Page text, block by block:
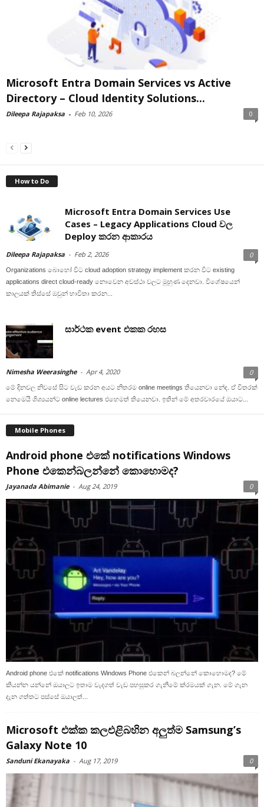
Microsoft Entra Domain Services vs Active
Directory – Cloud Identity Solutions...
Dileepa Rajapaksa - Feb 10, 2026 0
How to Do
Microsoft Entra Domain Services Use
Cases – Legacy Applications Cloud වල
Deploy කරන ආකාරය
Dileepa Rajapaksa - Feb 2, 2026 0
Organizations බොහෝ විට cloud adoption strategy implement කරන විට existing
applications direct cloud-ready නොවෙන අවස්ථා වලට මුහුණ දෙනවා. විශේෂයෙන්
කාලයක් තිස්සේ ඹවුන් භාවිතා කරන...
සාර්ථක event එකක රහස
Nimesha Weerasinghe - Apr 4, 2020 0
මේ දිනවල නිවසේ සිට වැඩ කරන අයට නිතරම online meetings තියෙනවා නේද. ඒ විතරක්
නෙමෙයි ශිශ්‍යයන්ට online lectures එහෙමත් තියෙනවා. ඉතින් මේ අතරවාරයේ ඔයාට...
Mobile Phones
Android phone එකේ notifications Windows
Phone එකෙන්බලන්නේ කොහොමද?
Jayanada Abimanie - Aug 24, 2019 0
Android phone එකේ notifications Windows Phone එකෙන් බලන්නේ කොහොමද? මේ
කියන්න යන්නේ ඔයාලට ඉතාම වැදගත් වැඩ පහසුකර ගැනීමේ ක්රමයක් ගැන. මේ ගැන
දැන ගත්තට පස්සේ ඔයාලත්...
Microsoft එක්ක කලඑළිබහින අලුත්ම Samsung’s
Galaxy Note 10
Sanduni Ekanayaka - Aug 17, 2019 0